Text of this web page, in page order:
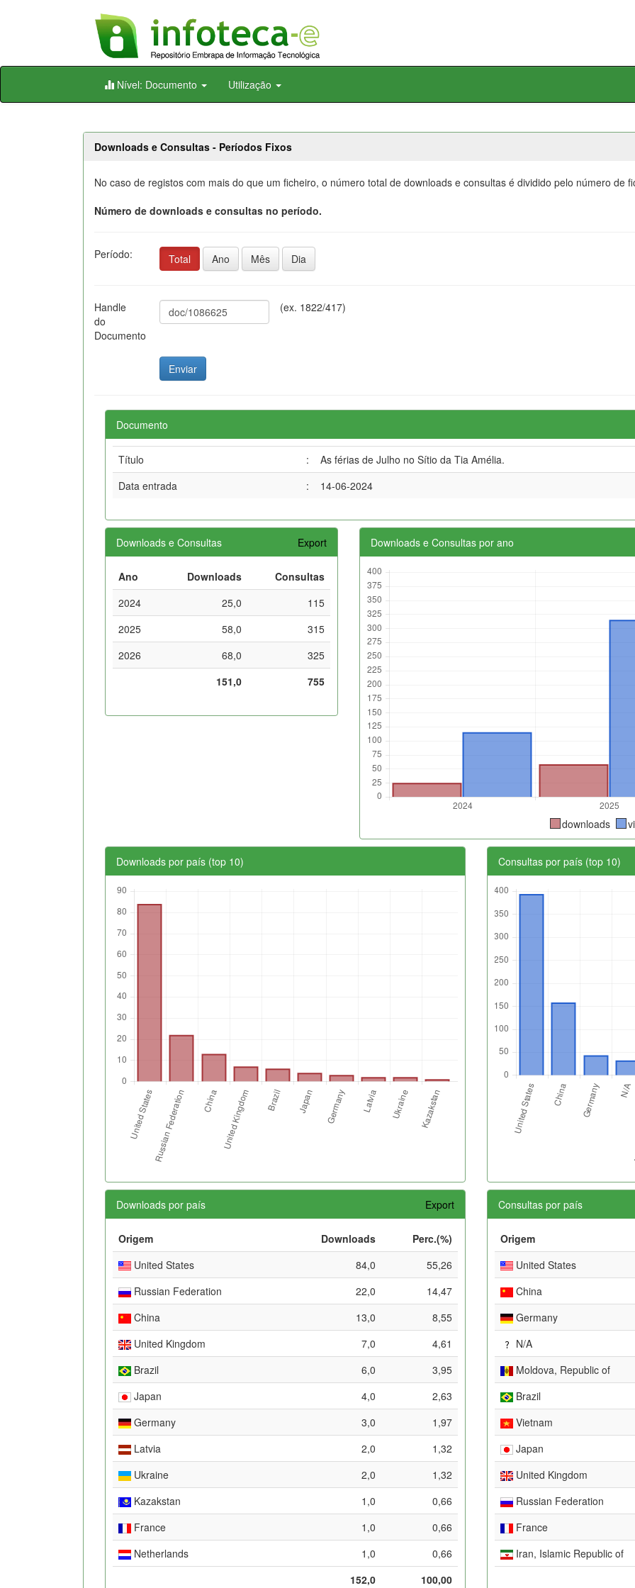
Skip
Nível: Documento Utilização
Downloads e Consultas - Períodos Fixos
No caso de registos com mais do que um ficheiro, o número total de downloads e consultas é dividido pelo número de
Número de downloads e consultas no período.
Período: Total Ano Mês Dia
Handle
do
Documento
(ex. 1822/417)
Documento
Título :
As férias de Julho no Sítio da Tia Amélia.
Data entrada
: 14-06-2024
Downloads e Consultas Export
Ano Downloads
Consultas
2024
25,0
115
2025
58,0
315
2026
68,0
325
151,0
755
Downloads e Consultas por ano
downloads
Downloads por país (top 10) Consultas por país (top 10)
Downloads por país Export
Origem Downloads
Perc.(%)
United States
84,0
55,26
Russian Federation
22,0
14,47
China
13,0
8,55
United Kingdom
7,0
4,61
Brazil
6,0
3,95
Japan
4,0
2,63
Germany
3,0
1,97
Latvia
2,0
1,32
Ukraine
2,0
1,32
Kazakstan
1,0
0,66
France
1,0
0,66
Netherlands
1,0
0,66
152,0
100,00
Consultas por país
Origem
United States
China
Germany
N/A
Moldova, Republic of
Brazil
Vietnam
Japan
United Kingdom
Russian Federation
France
Iran, Islamic Republic of